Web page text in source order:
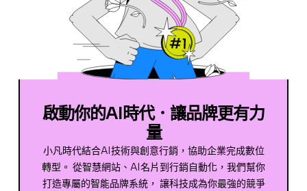
啟動你的AI時代．讓品牌更有力
量
小凡時代結合AI技術與創意行銷，協助企業完成數位
轉型。 從智慧網站、AI名片到行銷自動化，我們幫你
打造專屬的智能品牌系統， 讓科技成為你最強的競爭